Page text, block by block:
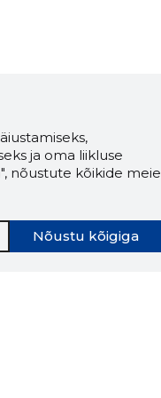
ja oma liikluse
nõustute kõikide meie
Nõustu kõigiga